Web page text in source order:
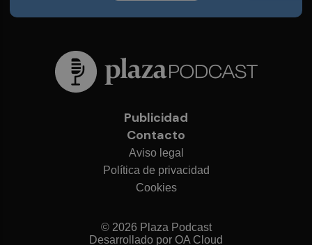
Publicidad
Contacto
Aviso legal
Política de privacidad
Cookies
© 2026 Plaza Podcast
Desarrollado por OA Cloud